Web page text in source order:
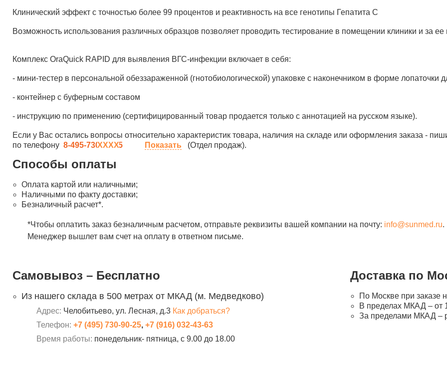
Клинический эффект с точностью более 99 процентов и реактивность на все генотипы Гепатита С
Возможность использования различных образцов позволяет проводить тестирование в помещении клиники и за
Комплекс OraQuick RAPID для выявления ВГС-инфекции включает в себя:
- мини-тестер в персональной обеззараженной (гнотобиологической) упаковке с наконечником в форме лопаточки
- контейнер с буферным составом
- инструкцию по применению (сертифицированный товар продается только с аннотацией на русском языке).
Если у Вас остались вопросы относительно характеристик товара, наличия на складе или оформления заказа -
по телефону 8-495-730-90-25 Показать (Отдел продаж).
Способы оплаты
Оплата картой или наличными;
Наличными по факту доставки;
Безналичный расчет*.
*Чтобы оплатить заказ безналичным расчетом, отправьте реквизиты вашей компании на почту: info@sunmed.ru.
Менеджер вышлет вам счет на оплату в ответном письме.
Самовывоз – Бесплатно
Из нашего склада в 500 метрах от МКАД (м. Медведково)
Адрес: Челобитьево, ул. Лесная, д.3 Как добраться?
Телефон: +7 (495) 730-90-25, +7 (916) 032-43-63
Время работы: понедельник- пятница, с 9.00 до 18.00
Доставка по
По Москве при заказе
В пределах МКАД – от
За пределами МКАД –